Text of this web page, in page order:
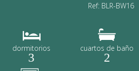
Ref: BLR-BW16
dormitorios
3
cuartos de baño
2